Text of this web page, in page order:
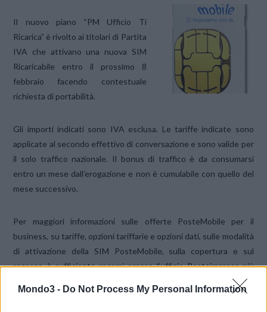
Mondo3 - Do Not Process My Personal Information
Il nuovo piano “PM Ufficio Ti
Ricarica” è rivolto ai titolari di Partita
IVA che attivano una nuova SIM
Ricaricabile entro il prossimo 8
febbraio facendo contestuale
richiesta di portabilità.
Gli importi indicati sono IVA esclusa. Le tariffe indicate sono
applicate al secondo effettivo di conversazione e sono valide per
il solo traffico nazionale. Il bonus di traffico è da consumarsi
entro un mese dall’erogazione e non è cumulabile con quello del
mese successivo.
Per maggiori informazioni sulle offerte PosteMobile per il
business, su tariffe, opzioni tariffarie e opzioni dati, sulle modalità
di attivazione della SIM PosteMobile, sulla copertura e sul
recesso è sufficiente recarsi presso l’ufficio Posteimpresa più
vicino oppure consultare la sezione “Business” del sito
www.postemobile.it o rivolgersi al servizio assistenza clienti al